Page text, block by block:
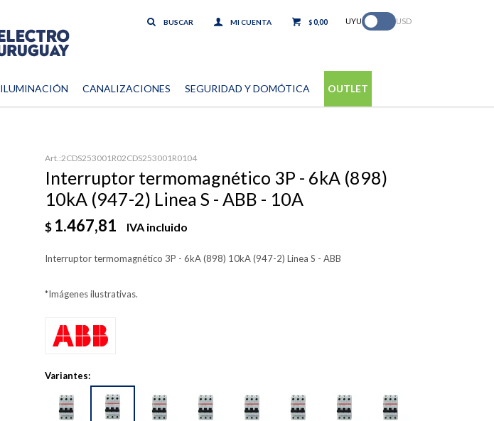
ILUMINACIÓN CANALIZACIONES SEGURIDAD Y DOMÓTICA OUTLET
$0,00 UYU USD
2CDS253001R02CDS253001R0104
Interruptor termomagnético 3P - 6kA (898)
10kA (947-2) Linea S - ABB - 10A
$ 1.467,81 IVA incluido
Interruptor termomagnético 3P - 6kA (898) 10kA (947-2) Linea S - ABB
*Imágenes ilustrativas.
Variantes: